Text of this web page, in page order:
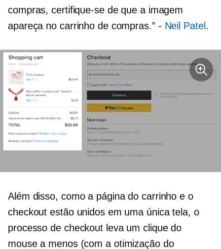
compras, certifique-se de que a imagem
apareça no carrinho de compras.” - Neil Patel .
Além disso, como a página do carrinho e o
checkout estão unidos em uma única tela, o
processo de checkout leva um clique do
mouse a menos (com a otimização do